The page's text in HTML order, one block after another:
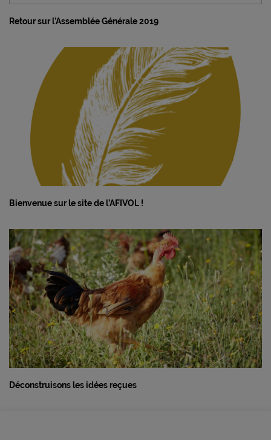
Retour sur l’Assemblée Générale 2019
Bienvenue sur le site de l’AFIVOL !
Déconstruisons les idées reçues